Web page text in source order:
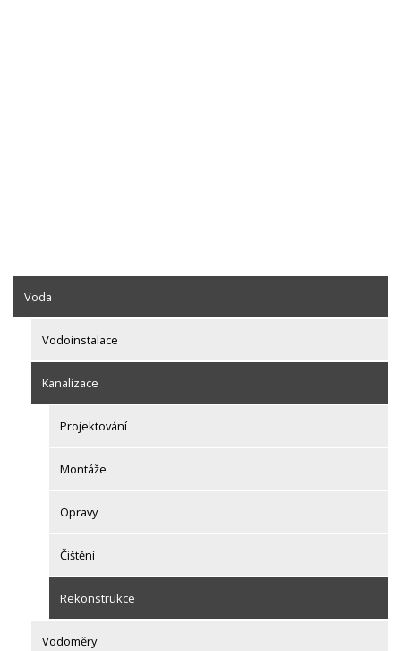
Voda
Vodoinstalace
Kanalizace
Projektování
Montáže
Opravy
Čištění
Rekonstrukce
Vodoměry